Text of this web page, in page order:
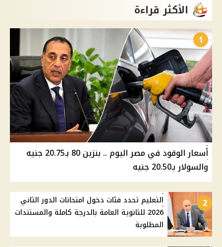
الأكثر قراءة
1
أسعار الوقود في مصر اليوم .. بنزين 80 بـ20.75 جنيه
والسولار بـ20.50 جنيه
2
التعليم تحدد فئات دخول امتحانات الدور الثاني
2026 للثانوية العامة بالدرجة كاملة والمستندات
المطلوبة